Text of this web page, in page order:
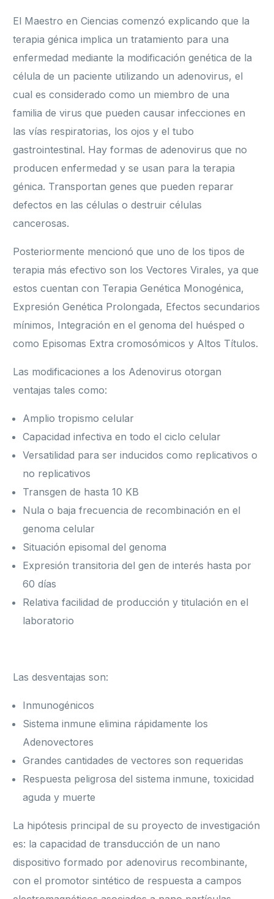
El Maestro en Ciencias comenzó explicando que la
terapia génica implica un tratamiento para una
enfermedad mediante la modificación genética de la
célula de un paciente utilizando un adenovirus, el
cual es considerado como un miembro de una
familia de virus que pueden causar infecciones en
las vías respiratorias, los ojos y el tubo
gastrointestinal. Hay formas de adenovirus que no
producen enfermedad y se usan para la terapia
génica. Transportan genes que pueden reparar
defectos en las células o destruir células
cancerosas.
Posteriormente mencionó que uno de los tipos de
terapia más efectivo son los Vectores Virales, ya que
estos cuentan con Terapia Genética Monogénica,
Expresión Genética Prolongada, Efectos secundarios
mínimos, Integración en el genoma del huésped o
como Episomas Extra cromosómicos y Altos Títulos.
Las modificaciones a los Adenovirus otorgan
ventajas tales como:
Amplio tropismo celular
Capacidad infectiva en todo el ciclo celular
Versatilidad para ser inducidos como replicativos o
no replicativos
Transgen de hasta 10 KB
Nula o baja frecuencia de recombinación en el
genoma celular
Situación episomal del genoma
Expresión transitoria del gen de interés hasta por
60 días
Relativa facilidad de producción y titulación en el
laboratorio
Las desventajas son:
Inmunogénicos
Sistema inmune elimina rápidamente los
Adenovectores
Grandes cantidades de vectores son requeridas
Respuesta peligrosa del sistema inmune, toxicidad
aguda y muerte
La hipótesis principal de su proyecto de investigación
es: la capacidad de transducción de un nano
dispositivo formado por adenovirus recombinante,
con el promotor sintético de respuesta a campos